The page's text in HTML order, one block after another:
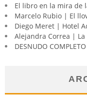
El libro en la mira de
Marcelo Rubio | El
Diego Meret | Hotel
Alejandra Correa | La
DESNUDO